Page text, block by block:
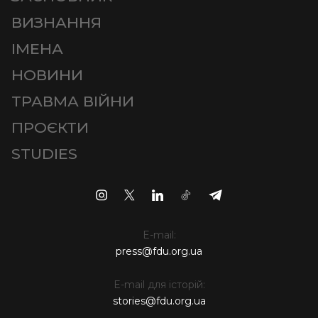
ВИЗНАННЯ
ІМЕНА
НОВИНИ
ТРАВМА ВІЙНИ
ПРОЄКТИ
STUDIES
E-mail:
press@fdu.org.ua
E-mail для історій:
stories@fdu.org.ua